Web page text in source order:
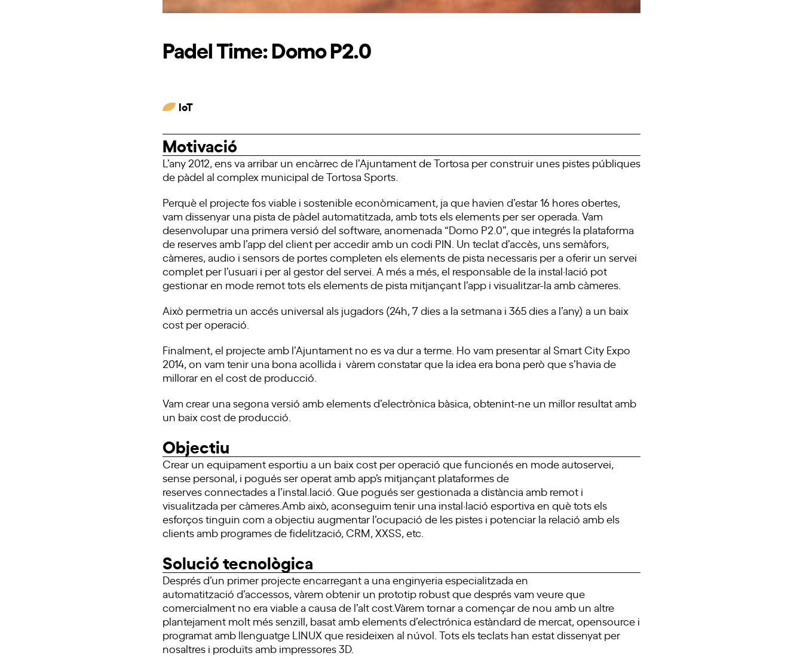
Padel Time: Domo P2.0
IoT
Motivació
L’any 2012, ens va arribar un encàrrec de l’Ajuntament de Tortosa per construir unes pistes públiques
de pàdel al complex municipal de Tortosa Sports.
Perquè el projecte fos viable i sostenible econòmicament, ja que havien d’estar 16 hores obertes,
vam dissenyar una pista de pàdel automatitzada, amb tots els elements per ser operada. Vam
desenvolupar una primera versió del software, anomenada “Domo P2.0”, que integrés la plataforma
de reserves amb l’app del client per accedir amb un codi PIN. Un teclat d’accès, uns semàfors,
càmeres, audio i sensors de portes completen els elements de pista necessaris per a oferir un servei
complet per l’usuari i per al gestor del servei. A més a més, el responsable de la instal·lació pot
gestionar en mode remot tots els elements de pista mitjançant l’app i visualitzar-la amb càmeres.
Això permetria un accés universal als jugadors (24h, 7 dies a la setmana i 365 dies a l’any) a un baix
cost per operació.
Finalment, el projecte amb l’Ajuntament no es va dur a terme. Ho vam presentar al Smart City Expo
2014, on vam tenir una bona acollida i vàrem constatar que la idea era bona però que s’havia de
millorar en el cost de producció.
Vam crear una segona versió amb elements d’electrònica bàsica, obtenint-ne un millor resultat amb
un baix cost de producció.
Objectiu
Crear un equipament esportiu a un baix cost per operació que funcionés en mode autoservei,
sense personal, i pogués ser operat amb app’s mitjançant plataformes de
reserves connectades a l’instal.lació. Que pogués ser gestionada a distància amb remot i
visualitzada per càmeres.Amb això, aconseguim tenir una instal·lació esportiva en què tots els
esforços tinguin com a objectiu augmentar l’ocupació de les pistes i potenciar la relació amb els
clients amb programes de fidelització, CRM, XXSS, etc.
Solució tecnològica
Després d’un primer projecte encarregant a una enginyeria especialitzada en
automatització d’accessos, vàrem obtenir un prototip robust que després vam veure que
comercialment no era viable a causa de l’alt cost.Vàrem tornar a començar de nou amb un altre
plantejament molt més senzill, basat amb elements d’electrónica estàndard de mercat, opensource i
programat amb llenguatge LINUX que resideixen al núvol. Tots els teclats han estat dissenyat per
nosaltres i produïts amb impressores 3D.